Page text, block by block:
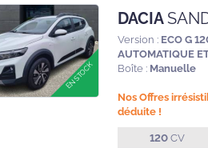
DACIA
Version : ECO G
AUTOMATIQUE
Boîte : Manuelle
Nos Offres
déduite !
120 CV